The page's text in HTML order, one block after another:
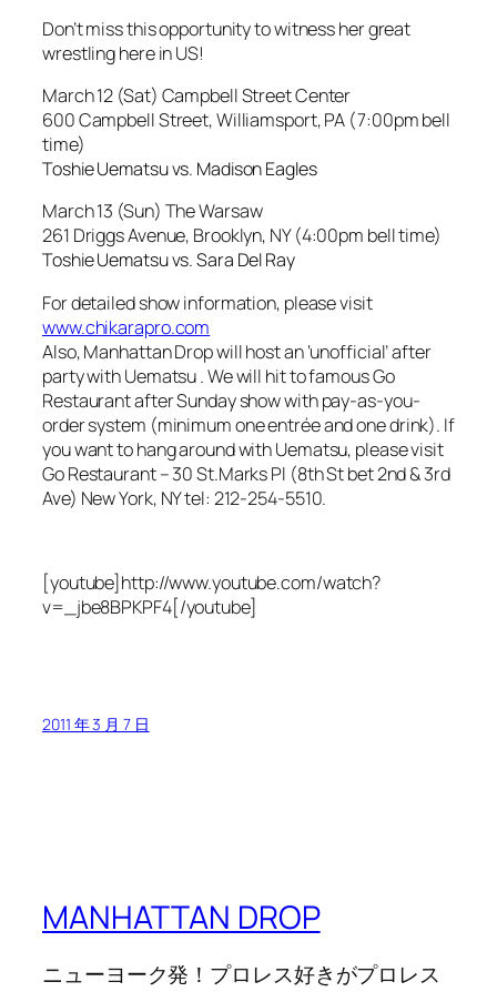
Don’t miss this opportunity to witness her great
wrestling here in US!
March 12 (Sat) Campbell Street Center
600 Campbell Street, Williamsport, PA (7:00pm bell
time)
Toshie Uematsu vs. Madison Eagles
March 13 (Sun) The Warsaw
261 Driggs Avenue, Brooklyn, NY (4:00pm bell time)
Toshie Uematsu vs. Sara Del Ray
For detailed show information, please visit
www.chikarapro.com
Also, Manhattan Drop will host an ‘unofficial’ after
party with Uematsu . We will hit to famous Go
Restaurant after Sunday show with pay-as-you-
order system (minimum one entrée and one drink). If
you want to hang around with Uematsu, please visit
Go Restaurant – 30 St.Marks Pl (8th St bet 2nd & 3rd
Ave) New York, NY tel: 212-254-5510.
[youtube]http://www.youtube.com/watch?
v=_jbe8BPKPF4[/youtube]
2011 年 3 月 7 日
MANHATTAN DROP
ニューヨーク発！プロレス好きがプロレス